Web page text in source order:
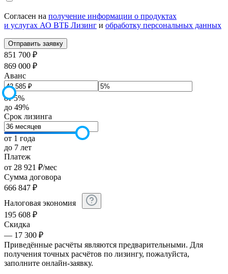
Согласен на получение информации о продуктах
и услугах АО ВТБ Лизинг и обработку персональных данных
851 700 ₽
869 000 ₽
Аванс
от 5%
до 49%
Срок лизинга
от 1 года
до 7 лет
Платеж
от 28 921 ₽/мес
Сумма договора
666 847 ₽
Налоговая экономия
195 608 ₽
Скидка
— 17 300 ₽
Приведённые расчёты являются предварительными. Для
получения точных расчётов по лизингу, пожалуйста,
заполните онлайн-заявку.